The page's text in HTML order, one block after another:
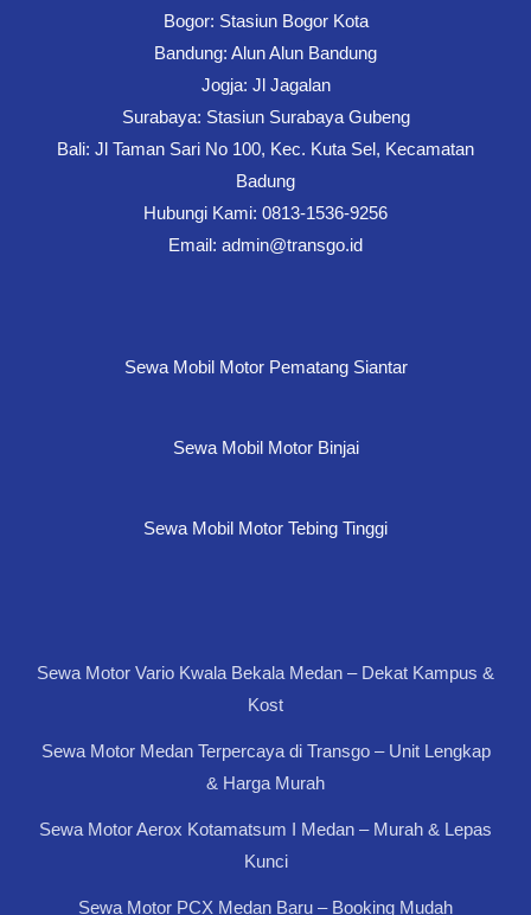
Bogor: Stasiun Bogor Kota
Bandung: Alun Alun Bandung
Jogja: Jl Jagalan
Surabaya: Stasiun Surabaya Gubeng
Bali: Jl Taman Sari No 100, Kec. Kuta Sel, Kecamatan
Badung
Hubungi Kami: 0813-1536-9256
Email: admin@transgo.id
Sewa Mobil Motor Pematang Siantar
Sewa Mobil Motor Binjai
Sewa Mobil Motor Tebing Tinggi
Sewa Motor Vario Kwala Bekala Medan – Dekat Kampus &
Kost
Sewa Motor Medan Terpercaya di Transgo – Unit Lengkap
& Harga Murah
Sewa Motor Aerox Kotamatsum I Medan – Murah & Lepas
Kunci
Sewa Motor PCX Medan Baru – Booking Mudah